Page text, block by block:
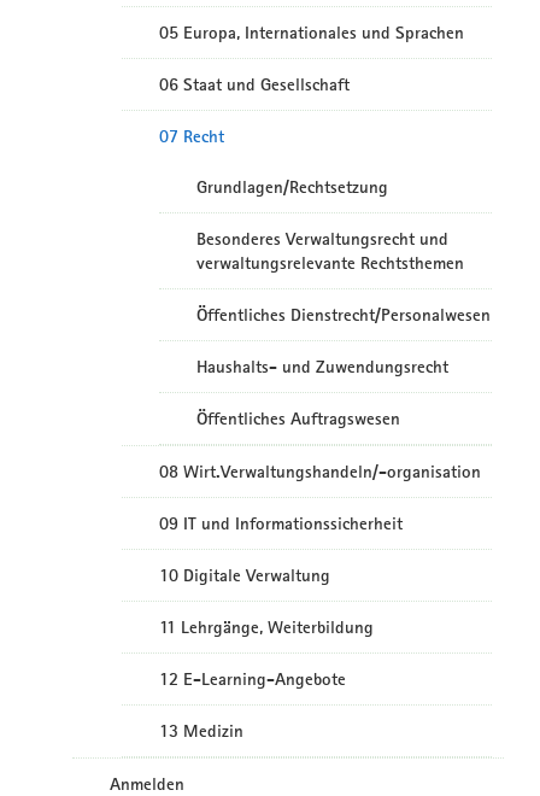
05 Europa, Internationales und Sprachen
06 Staat und Gesellschaft
07 Recht
Grundlagen/Rechtsetzung
Besonderes Verwaltungsrecht und
verwaltungsrelevante Rechtsthemen
Öffentliches Dienstrecht/Personalwesen
Haushalts- und Zuwendungsrecht
Öffentliches Auftragswesen
08 Wirt.Verwaltungshandeln/-organisation
09 IT und Informationssicherheit
10 Digitale Verwaltung
11 Lehrgänge, Weiterbildung
12 E-Learning-Angebote
13 Medizin
Anmelden